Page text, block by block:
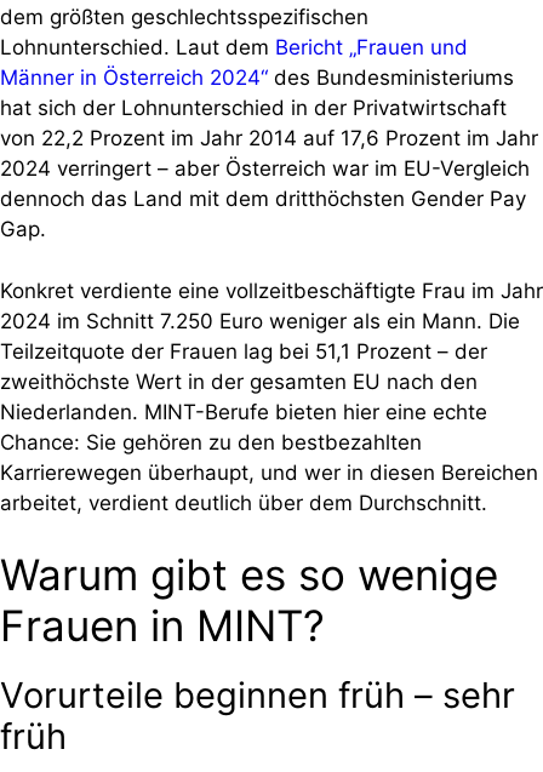
dem größten geschlechtsspezifischen
Lohnunterschied. Laut dem Bericht „Frauen und
Männer in Österreich 2024“ des Bundesministeriums
hat sich der Lohnunterschied in der Privatwirtschaft
von 22,2 Prozent im Jahr 2014 auf 17,6 Prozent im Jahr
2024 verringert – aber Österreich war im EU-Vergleich
dennoch das Land mit dem dritthöchsten Gender Pay
Gap.
Konkret verdiente eine vollzeitbeschäftigte Frau im Jahr
2024 im Schnitt 7.250 Euro weniger als ein Mann. Die
Teilzeitquote der Frauen lag bei 51,1 Prozent – der
zweithöchste Wert in der gesamten EU nach den
Niederlanden. MINT-Berufe bieten hier eine echte
Chance: Sie gehören zu den bestbezahlten
Karrierewegen überhaupt, und wer in diesen Bereichen
arbeitet, verdient deutlich über dem Durchschnitt.
Warum gibt es so wenige
Frauen in MINT?
Vorurteile beginnen früh – sehr
früh